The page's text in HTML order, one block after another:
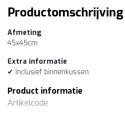
Productomschrijving
Afmeting
45x45cm
Extra informatie
✔ Inclusief binnenkussen
Product informatie
Artikelcode